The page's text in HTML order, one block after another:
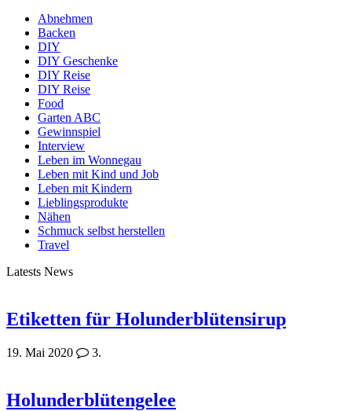
Abnehmen
Backen
DIY
DIY Geschenke
DIY Reise
DIY Reise
Food
Garten ABC
Gewinnspiel
Interview
Leben im Wonnegau
Leben mit Kind und Job
Leben mit Kindern
Lieblingsprodukte
Nähen
Schmuck selbst herstellen
Travel
Latests News
Etiketten für Holunderblütensirup
19. Mai 2020 3.
Holunderblütengelee